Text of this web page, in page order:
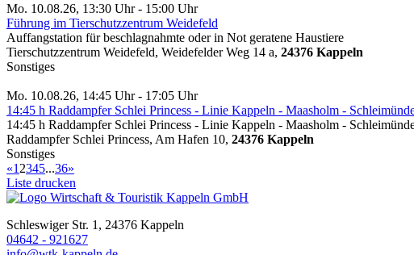
Mo. 10.08.26, 13:30 Uhr - 15:00 Uhr
Führung im Tierschutzzentrum Weidefeld
Auffangstation für beschlagnahmte oder in Not geratene Haustiere
Tierschutzzentrum Weidefeld, Weidefelder Weg 14 a, 24376 Kappeln
Sonstiges
Mo. 10.08.26, 14:45 Uhr - 17:05 Uhr
14:45 h Raddampfer Schlei Princess - Linie Kappeln - Maasholm -
14:45 h Raddampfer Schlei Princess - Linie Kappeln - Maasholm -
Raddampfer Schlei Princess, Am Hafen 10, 24376 Kappeln
Sonstiges
«1 2345...36»
Liste drucken
Schleswiger Str. 1, 24376 Kappeln
04642 - 921627